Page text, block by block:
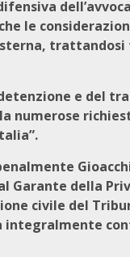
le
e del
numerose
Garante della
civile del